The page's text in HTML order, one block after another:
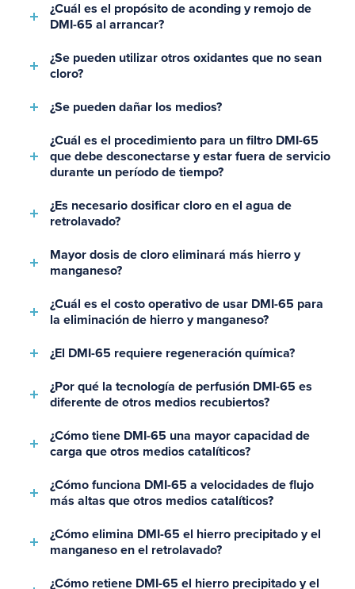
¿Cuál es el propósito de aconding y remojo de
DMI-65 al arrancar?
¿Se pueden utilizar otros oxidantes que no sean
cloro?
¿Se pueden dañar los medios?
¿Cuál es el procedimiento para un filtro DMI-65
que debe desconectarse y estar fuera de servicio
durante un período de tiempo?
¿Es necesario dosificar cloro en el agua de
retrolavado?
Mayor dosis de cloro eliminará más hierro y
manganeso?
¿Cuál es el costo operativo de usar DMI-65 para
la eliminación de hierro y manganeso?
¿El DMI-65 requiere regeneración química?
¿Por qué la tecnología de perfusión DMI-65 es
diferente de otros medios recubiertos?
¿Cómo tiene DMI-65 una mayor capacidad de
carga que otros medios catalíticos?
¿Cómo funciona DMI-65 a velocidades de flujo
más altas que otros medios catalíticos?
¿Cómo elimina DMI-65 el hierro precipitado y el
manganeso en el retrolavado?
¿Cómo retiene DMI-65 el hierro precipitado y el